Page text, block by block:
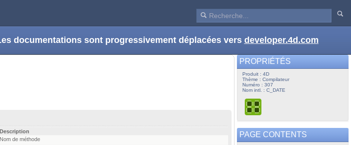
documentations sont progressivement déplacées vers developer.4d.com
Description
Nom de méthode
PROPRIÉTÉS
Produit : 4D
Thème : Compilateur
Numéro : 307
Nom intl. : C_DATE
PAGE CONTENTS